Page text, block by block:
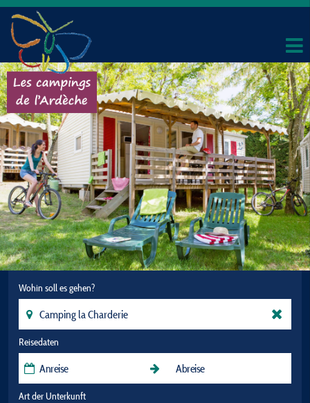
Wohin soll es gehen?
Reisedaten
Art der Unterkunft